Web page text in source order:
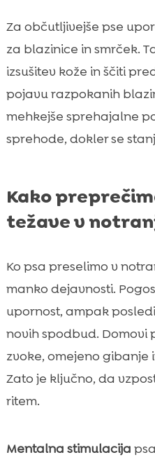
Za občutljivejše pse
za blazinice in smrček.
izsušitev kože in ščiti
pojavu razpokanih
mehkejše sprehajalne
sprehode, dokler se
Kako
težave v
Ko psa preselimo v
manko dejavnosti.
upornost, ampak
novih spodbud. Domovi
zvoke, omejeno gibanje
Zato je ključno, da
ritem.
Mentalna stimulacija